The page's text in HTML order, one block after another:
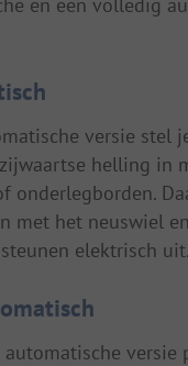
versie stel
helling in
onderlegborden.
met het neuswiel
elektrisch uit.
versie